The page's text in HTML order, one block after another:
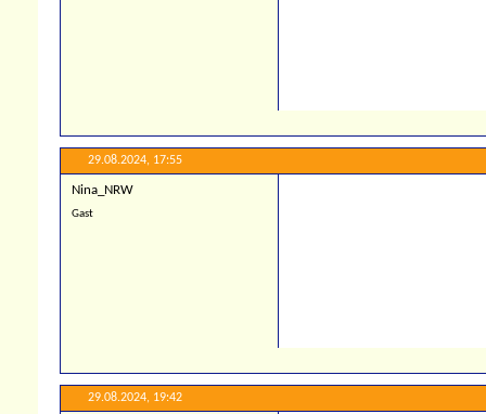
29.08.2024, 17:55
Nina_NRW
Gast
29.08.2024, 19:42